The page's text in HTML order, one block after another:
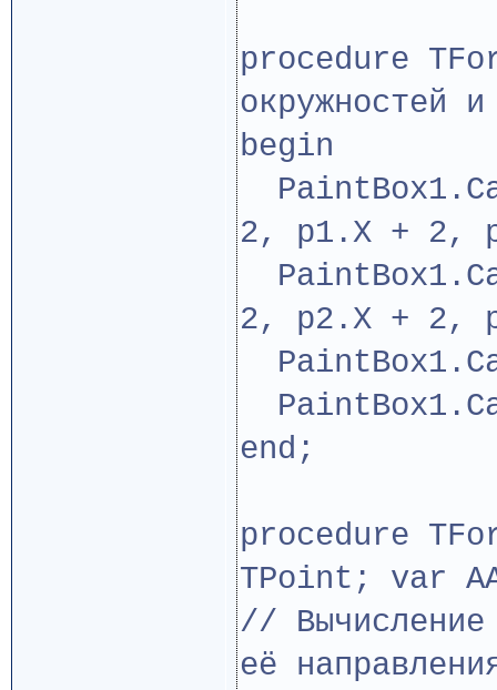
procedure
окружностей
begin
2, p1.X + 2,
2, p2.X + 2,
end;
procedure
TPoint; var
// Вычисление
её